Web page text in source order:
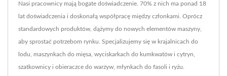
Nasi pracownicy mają bogate doświadczenie. 70% z nich ma ponad 18
lat doświadczenia i doskonałą współpracę między członkami. Oprócz
standardowych produktów, dążymy do nowych elementów maszyny,
aby sprostać potrzebom rynku. Specjalizujemy się w krajalnicach do
lodu, maszynkach do mięsa, wyciskarkach do kumkwatów i cytryn,
szatkownicy i obieraczce do warzyw, młynkach do fasoli i ryżu.